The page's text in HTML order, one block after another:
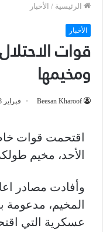
الرئيسية / الأخبار
الأخبار
قوات
ومخيمها
Beesan Kharoof فبراير 18, 2024
اقتحمت قوات
الأحد، مخيم
وأفادت مصادر
المخيم، مدعومة
عسكرية التي